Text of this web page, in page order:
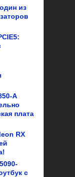
из
A
плата
RX
с